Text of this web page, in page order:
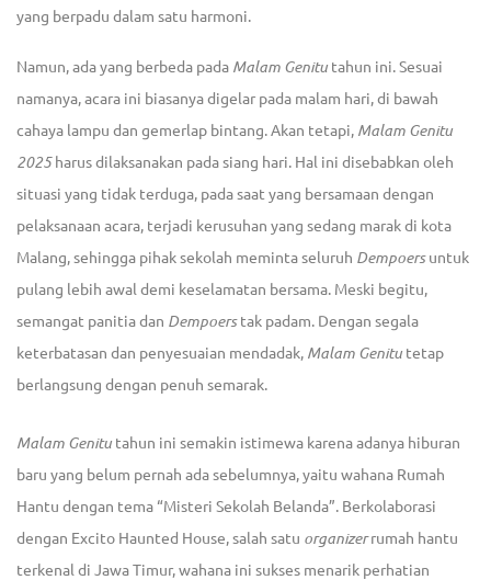
yang berpadu dalam satu harmoni.
Namun, ada yang berbeda pada Malam Genitutahun ini. Sesuai
namanya, acara ini biasanya digelar pada malam hari, di bawah
cahaya lampu dan gemerlap bintang. Akan tetapi, Malam Genitu
2025harus dilaksanakan pada siang hari. Hal ini disebabkan oleh
situasi yang tidak terduga, pada saat yang bersamaan dengan
pelaksanaan acara, terjadi kerusuhan yang sedang marak di kota
Malang, sehingga pihak sekolah meminta seluruh Dempoersuntuk
pulang lebih awal demi keselamatan bersama. Meski begitu,
semangat panitia dan Dempoerstak padam. Dengan segala
keterbatasan dan penyesuaian mendadak, Malam Genitutetap
berlangsung dengan penuh semarak.
Malam Genitutahun ini semakin istimewa karena adanya hiburan
baru yang belum pernah ada sebelumnya, yaitu wahana Rumah
Hantu dengan tema “Misteri Sekolah Belanda”. Berkolaborasi
dengan Excito Haunted House, salah satu organizerrumah hantu
terkenal di Jawa Timur, wahana ini sukses menarik perhatian